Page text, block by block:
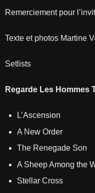
Remerciement pour
Texte et photos Martine
Setlists
Regarde Les Hommes
L’Ascension
A New Order
The Renegade Son
A Sheep Among the
Stellar Cross